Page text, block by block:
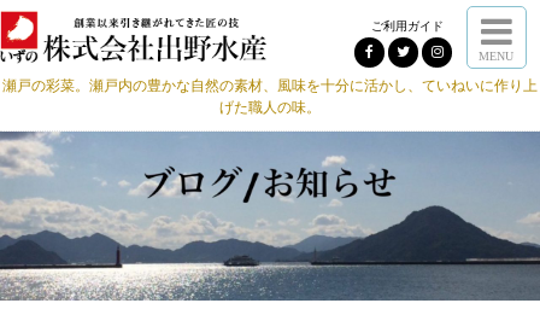
ご利用ガイド
MENU
瀬戸の彩菜。瀬戸内の豊かな自然の素材、風味を十分に活かし、ていねいに作り上
げた職人の味。